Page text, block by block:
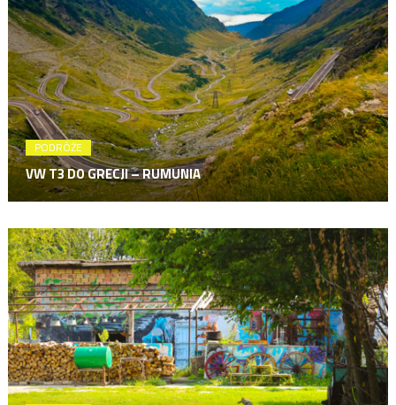
PODRÓŻE
VW T3 DO GRECJI – RUMUNIA